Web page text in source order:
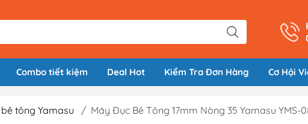
Combo tiết kiệm Deal Hot Kiểm Tra Đơn Hàng Cơ Hội
tông Yamasu / Máy Đục Bê Tông 17mm Nòng 35 Yamasu YMS-